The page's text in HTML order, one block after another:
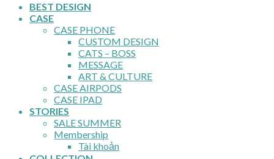
BEST DESIGN
CASE
CASE PHONE
CUSTOM DESIGN
CATS – BOSS
MESSAGE
ART & CULTURE
CASE AIRPODS
CASE IPAD
STORIES
SALE SUMMER
Membership
Tài khoản